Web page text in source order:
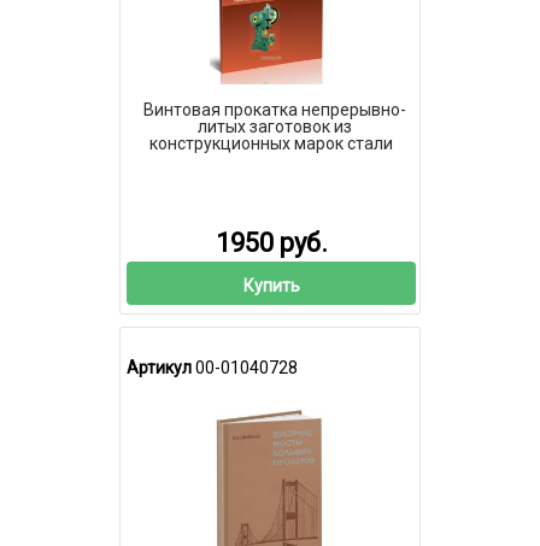
Винтовая прокатка непрерывно-
литых заготовок из
конструкционных марок стали
1950 руб.
Купить
Артикул00-01040728